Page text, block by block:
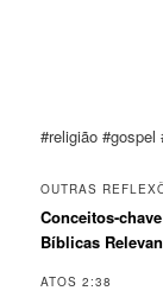
#religião
OUTRAS
Conceitos-
Bíblicas
ATOS 2:38